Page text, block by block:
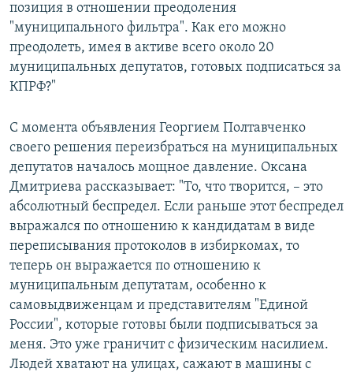
позиция в отношении преодоления
"муниципального фильтра". Как его можно
преодолеть, имея в активе всего около 20
муниципальных депутатов, готовых подписаться за
КПРФ?"
С момента объявления Георгием Полтавченко
своего решения переизбраться на муниципальных
депутатов началось мощное давление. Оксана
Дмитриева рассказывает: "То, что творится, – это
абсолютный беспредел. Если раньше этот беспредел
выражался по отношению к кандидатам в виде
переписывания протоколов в избиркомах, то
теперь он выражается по отношению к
муниципальным депутатам, особенно к
самовыдвиженцам и представителям "Единой
России", которые готовы были подписываться за
меня. Это уже граничит с физическим насилием.
Людей хватают на улицах, сажают в машины с